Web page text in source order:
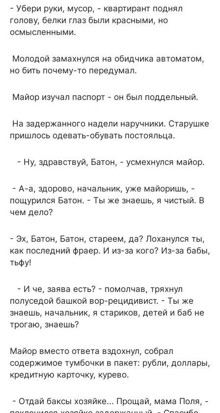
- Убери руки, мусор, - квартирант поднял
голову, белки глаз были красными, но
осмысленными.
Молодой замахнулся на обидчика автоматом,
но бить почему-то передумал.
Майор изучал паспорт - он был поддельный.
На задержанного надели наручники. Старушке
пришлось одевать-обувать постояльца.
- Ну, здравствуй, Батон, - усмехнулся майор.
- А-а, здорово, начальник, уже майоришь, -
пощурился Батон. - Ты же знаешь, я чистый. В
чем дело?
- Эх, Батон, Батон, стареем, да? Лоханулся ты,
как последний фраер. И из-за кого? Из-за бабы,
тьфу!
- И че, заява есть? - помолчав, тряхнул
полуседой башкой вор-рецидивист. - Ты же
знаешь, начальник, я стариков, детей и баб не
трогаю, знаешь?
Майор вместо ответа вздохнул, собрал
содержимое тумбочки в пакет: рубли, доллары,
кредитную карточку, курево.
- Отдай баксы хозяйке... Прощай, мама Поля, -